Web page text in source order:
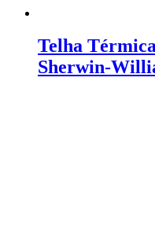
Telha
Sherwin-